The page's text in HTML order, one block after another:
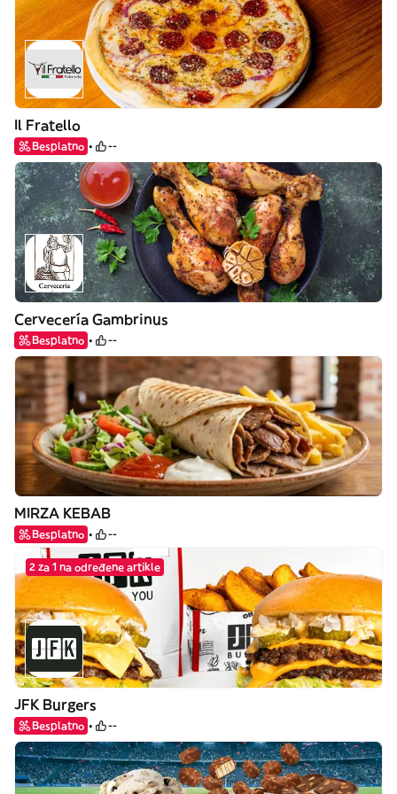
Il Fratello
Besplatno --
Cervecería Gambrinus
Besplatno --
MIRZA KEBAB
Besplatno --
2 za 1 na određene artikle
JFK Burgers
Besplatno --